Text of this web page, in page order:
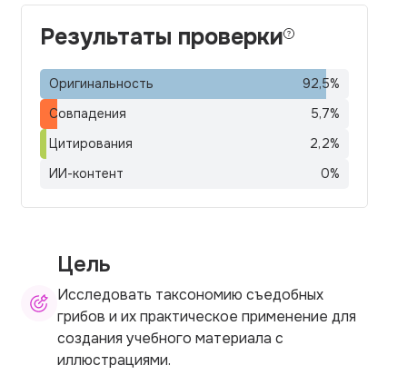
Результаты проверки
Оригинальность 92,5%
Совпадения
5,7%
Цитирования
2,2%
ИИ-контент
0%
Цель
Исследовать таксономию съедобных
грибов и их практическое применение для
создания учебного материала с
иллюстрациями.